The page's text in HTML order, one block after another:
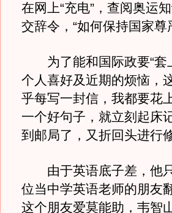
在网上“充电”，查阅奥运
交辞令，“如何保持国家尊
为了能和国际政要“套
个人喜好及近期的烦恼，
乎每写一封信，我都要花
一个好句子，就立刻起床
到邮局了，又折回头进行
由于英语底子差，他只
位当中学英语老师的朋友
这个朋友爱莫能助，韦智